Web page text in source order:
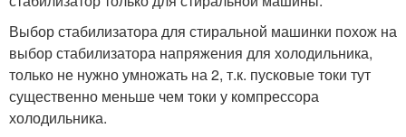
Выбор стабилизатора для стиральной машинки похож на
выбор стабилизатора напряжения для холодильника,
только не нужно умножать на 2, т.к. пусковые токи тут
существенно меньше чем токи у компрессора
холодильника.